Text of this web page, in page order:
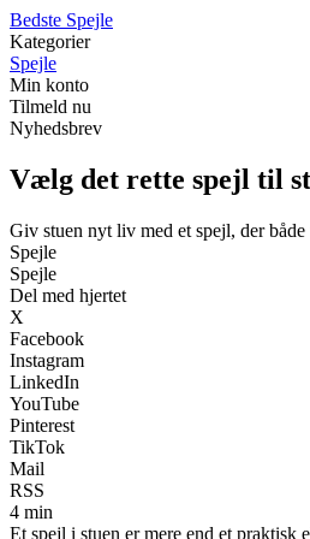
Bedste Spejle
Kategorier
Spejle
Min konto
Tilmeld nu
Nyhedsbrev
Vælg det rette spejl til
Giv stuen nyt liv med et spejl, der
Spejle
Spejle
Del med hjertet
X
Facebook
Instagram
LinkedIn
YouTube
Pinterest
TikTok
Mail
RSS
4 min
Et spejl i stuen er mere end et